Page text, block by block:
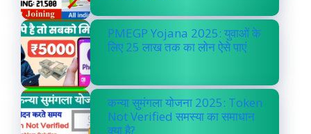
PMEGP Yojana 2025: युवाओं के
लिए 25 लाख तक का लोन ऐसे पाएं
कन्या सुमंगला योजना 2025: Token
Not Verified समस्या का समाधान
क्या है?